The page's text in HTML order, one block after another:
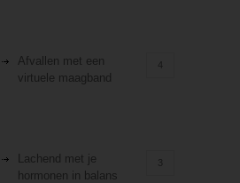
Afvallen met een
virtuele maagband
4
Lachend met je
hormonen in balans
3